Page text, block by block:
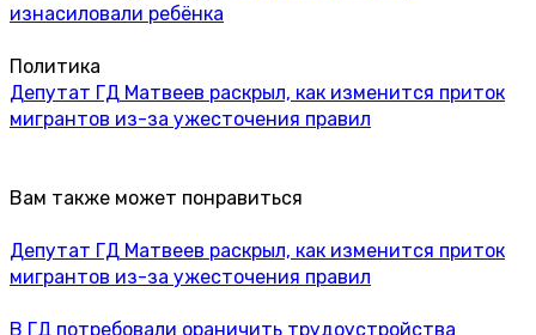
изнасиловали ребёнка
Политика
Депутат ГД Матвеев раскрыл, как изменится приток
мигрантов из-за ужесточения правил
Вам также может понравиться
Депутат ГД Матвеев раскрыл, как изменится приток
мигрантов из-за ужесточения правил
В ГД потребовали ораничить трудоустройства